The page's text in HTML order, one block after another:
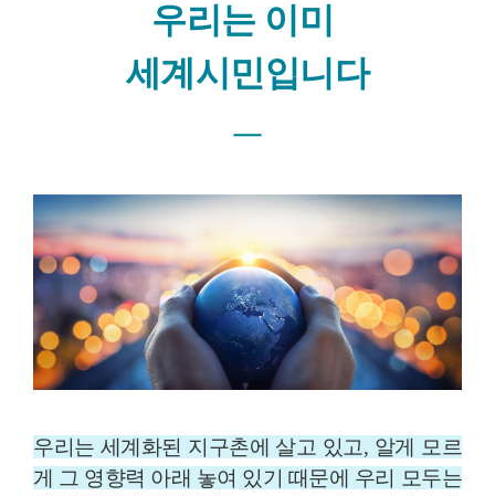
우리는 이미
세계시민입니다
ㅡ
우리는 세계화된 지구촌에 살고 있고, 알게 모르
게 그 영향력 아래 놓여 있기 때문에 우리 모두는